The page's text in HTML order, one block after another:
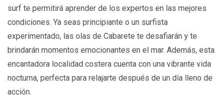
surf te permitirá aprender de los expertos en las mejores
condiciones. Ya seas principiante o un surfista
experimentado, las olas de Cabarete te desafiarán y te
brindarán momentos emocionantes en el mar. Además, esta
encantadora localidad costera cuenta con una vibrante vida
nocturna, perfecta para relajarte después de un día lleno de
acción.